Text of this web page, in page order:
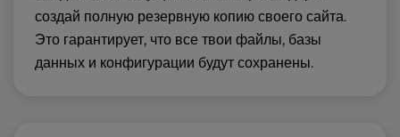
создай полную резервную копию своего сайта.
Это гарантирует, что все твои файлы, базы
данных и конфигурации будут сохранены.